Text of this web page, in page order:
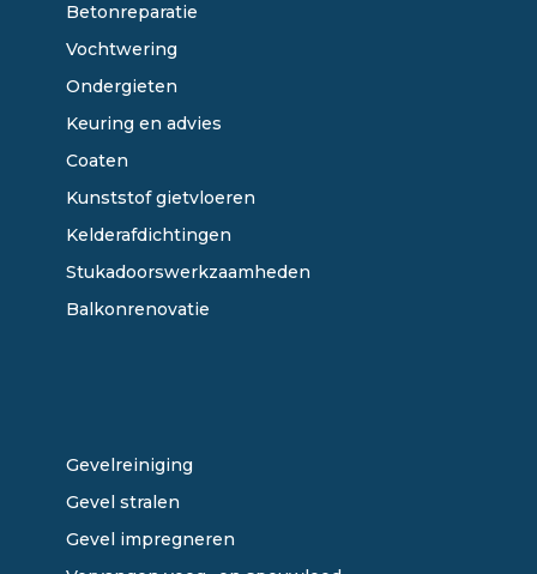
Betonreparatie
Vochtwering
Ondergieten
Keuring en advies
Coaten
Kunststof gietvloeren
Kelderafdichtingen
Stukadoorswerkzaamheden
Balkonrenovatie
Gevelreiniging
Gevel stralen
Gevel impregneren